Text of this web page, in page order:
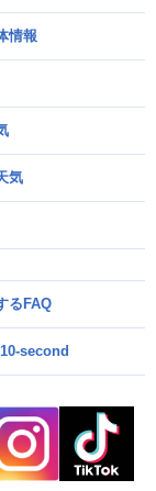
情報
気
るFAQ
second